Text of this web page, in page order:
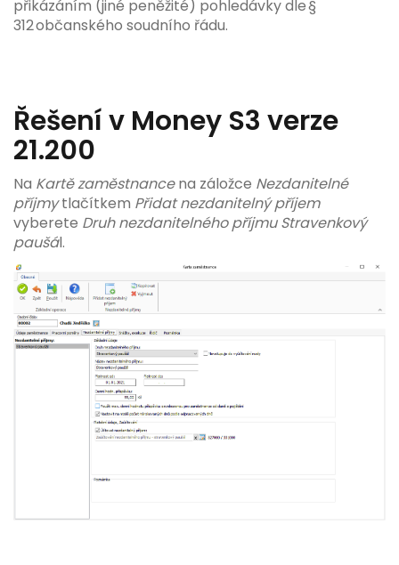
přikázáním (jiné peněžité) pohledávky dle §
312 občanského soudního řádu.
Řešení v Money S3 verze
21.200
Na Kartě zaměstnancena záložce Nezdanitelné
příjmytlačítkem Přidat nezdanitelný příjem
vyberete Druh nezdanitelného příjmu Stravenkový
paušál.